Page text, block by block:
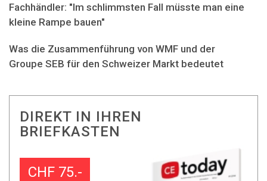
Fachhändler: "Im schlimmsten Fall müsste man eine
kleine Rampe bauen"
Was die Zusammenführung von WMF und der
Groupe SEB für den Schweizer Markt bedeutet
DIREKT IN IHREN
BRIEFKASTEN
CHF 75.-